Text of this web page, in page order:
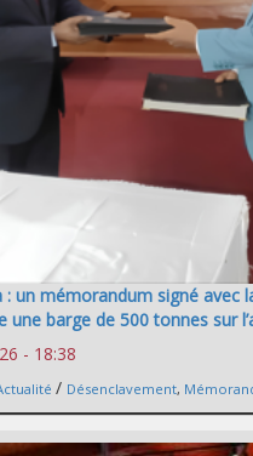
: un mémorandum signé avec
une barge de 500 tonnes sur
- 18:38
/ Désenclavement,